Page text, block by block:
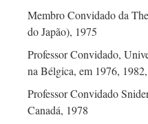
Membro Convidado da
do Japão), 1975
Professor Convidado,
na Bélgica, em 1976,
Professor Convidado
Canadá, 1978